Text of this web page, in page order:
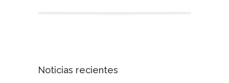
Noticias recientes